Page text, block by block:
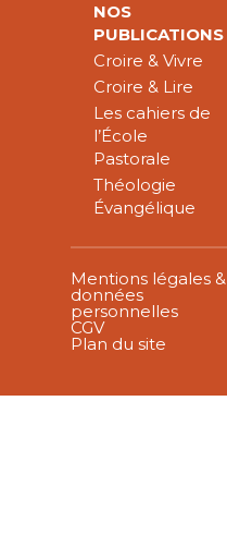
NOS
PUBLICATIONS
Croire & Vivre
Croire & Lire
Les cahiers de
l’École
Pastorale
Théologie
Évangélique
Mentions légales &
données
personnelles
CGV
Plan du site